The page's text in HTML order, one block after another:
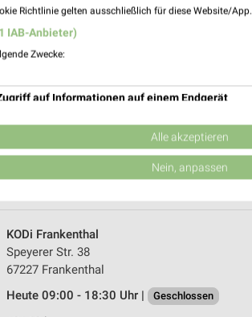
Tchibo Filiale mit Kaffee Bar Frankenthal
Heute 09:00 - 18:30 Uhr | Geschlossen
KODi Frankenthal
Speyerer Str. 38
67227 Frankenthal
Heute 09:00 - 18:30 Uhr |
Geschlossen
Richtlinie gelten ausschließlich für diese Website/App.
IAB-Anbieter)
Zwecke:
auf Informationen auf einem Endgerät
Daten zur Auswahl von Werbeanzeigen
für personalisierte Werbung
zur Personalisierung von Inhalten
zur Auswahl personalisierter Inhalte
Alle akzeptieren
Nein, anpassen